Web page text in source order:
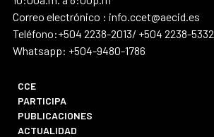
Correo electrónico : info.ccet@aecid.es
Teléfono:+504 2238-2013/ +504 2238-5332
Whatsapp: +504-9480-1786
CCE
PARTICIPA
PUBLICACIONES
ACTUALIDAD